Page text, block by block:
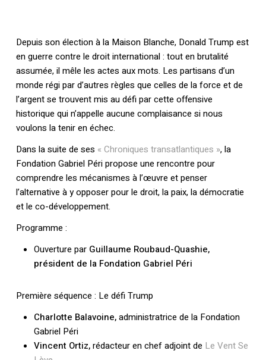
Depuis son élection à la Maison Blanche, Donald Trump est
en guerre contre le droit international : tout en brutalité
assumée, il mêle les actes aux mots. Les partisans d’un
monde régi par d’autres règles que celles de la force et de
l’argent se trouvent mis au défi par cette offensive
historique qui n’appelle aucune complaisance si nous
voulons la tenir en échec.
Dans la suite de ses « Chroniques transatlantiques », la
Fondation Gabriel Péri propose une rencontre pour
comprendre les mécanismes à l’œuvre et penser
l’alternative à y opposer pour le droit, la paix, la démocratie
et le co-développement.
Programme :
Ouverture par Guillaume Roubaud-Quashie,
président de la Fondation Gabriel Péri
Première séquence : Le défi Trump
Charlotte Balavoine,administratrice de la Fondation
Gabriel Péri
Vincent Ortiz,rédacteur en chef adjoint de Le Vent Se